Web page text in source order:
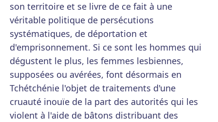
son territoire et se livre de ce fait à une
véritable politique de persécutions
systématiques, de déportation et
d'emprisonnement. Si ce sont les hommes qui
dégustent le plus, les femmes lesbiennes,
supposées ou avérées, font désormais en
Tchétchénie l'objet de traitements d'une
cruauté inouïe de la part des autorités qui les
violent à l'aide de bâtons distribuant des